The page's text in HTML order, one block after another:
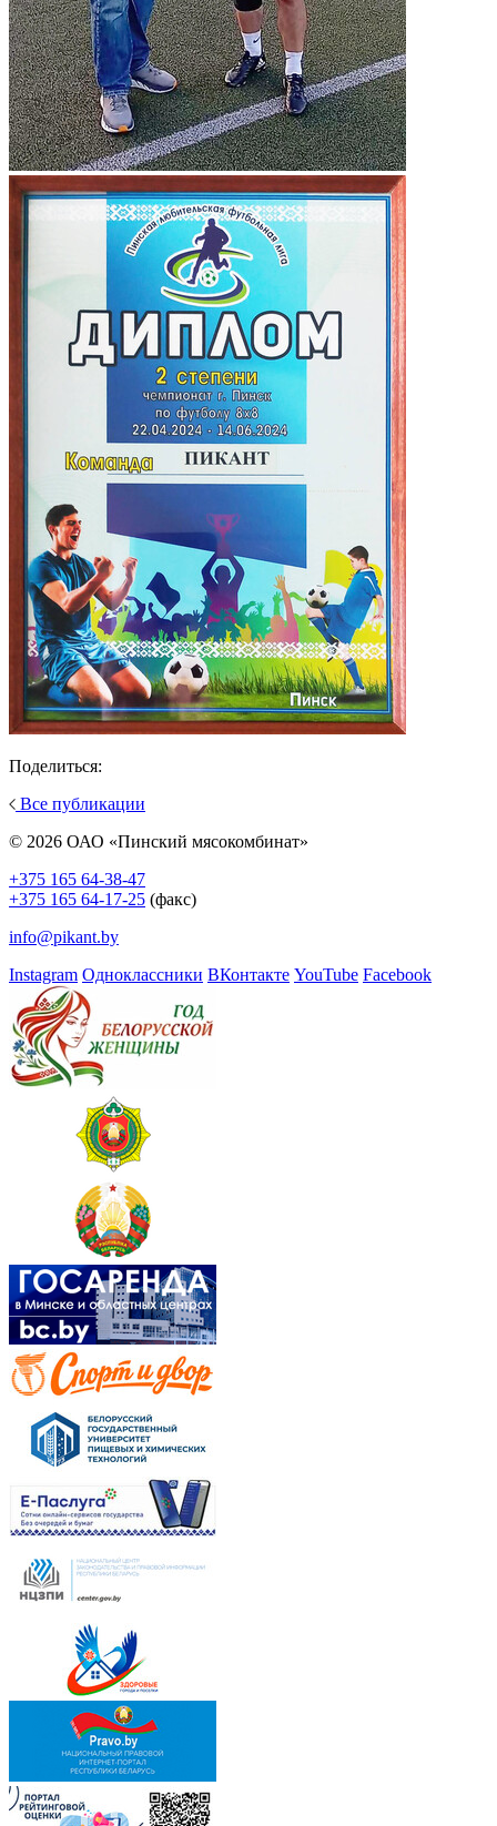
Поделиться:
Все публикации
© 2026 ОАО «Пинский мясокомбинат»
+375 165 64-38-47
+375 165 64-17-25 (факс)
info@pikant.by
Instagram Одноклассники ВКонтакте YouTube Facebook